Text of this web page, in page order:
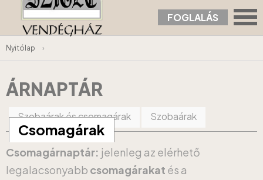
FOGLALÁS
Nyitólap ›
ÁRNAPTÁR
Szobaárak és csomagárak Szobaárak
Csomagárak
Csomagárnaptár: jelenleg az elérhető
legalacsonyabb csomagárakat és a